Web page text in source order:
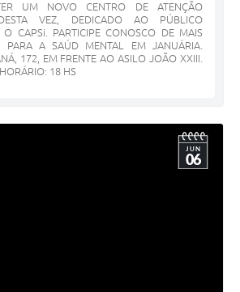
UM NOVO CENTRO DE ATENÇÃO
DESTA VEZ, DEDICADO AO PÚBLICO
O CAPSi. PARTICIPE CONOSCO DE MAIS
PARA A SAÚD MENTAL EM JANUÁRIA.
172, EM FRENTE AO ASILO JOÃO XXIII.
18 HS
JUN
06